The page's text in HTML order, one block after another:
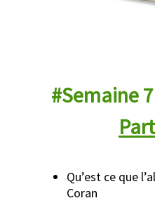
#Semaine
Qu’est ce que
Coran